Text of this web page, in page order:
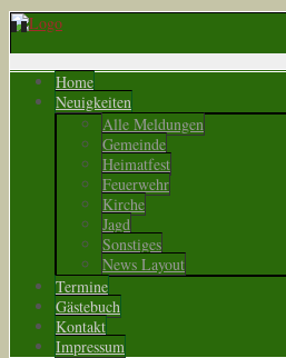
Home
Neuigkeiten
Alle Meldungen
Gemeinde
Heimatfest
Feuerwehr
Kirche
Jagd
Sonstiges
News Layout
Termine
Gästebuch
Kontakt
Impressum